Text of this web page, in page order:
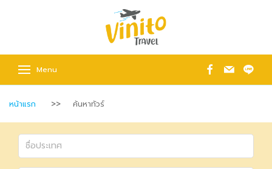
Menu
หน้าแรก ค้นหาทัวร์